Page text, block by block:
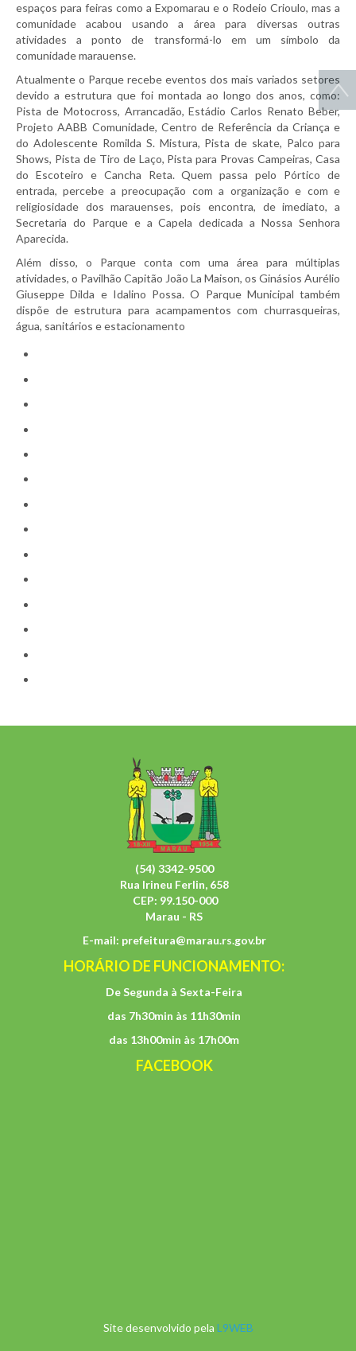
espaços para feiras como a Expomarau e o Rodeio Crioulo, mas a
comunidade acabou usando a área para diversas outras
atividades a ponto de transformá-lo em um símbolo da
comunidade marauense.
Atualmente o Parque recebe eventos dos mais variados setores
devido a estrutura que foi montada ao longo dos anos, como:
Pista de Motocross, Arrancadão, Estádio Carlos Renato Beber,
Projeto AABB Comunidade, Centro de Referência da Criança e
do Adolescente Romilda S. Mistura, Pista de skate, Palco para
Shows, Pista de Tiro de Laço, Pista para Provas Campeiras, Casa
do Escoteiro e Cancha Reta. Quem passa pelo Pórtico de
entrada, percebe a preocupação com a organização e com e
religiosidade dos marauenses, pois encontra, de imediato, a
Secretaria do Parque e a Capela dedicada a Nossa Senhora
Aparecida.
Além disso, o Parque conta com uma área para múltiplas
atividades, o Pavilhão Capitão João La Maison, os Ginásios Aurélio
Giuseppe Dilda e Idalino Possa. O Parque Municipal também
dispõe de estrutura para acampamentos com churrasqueiras,
água, sanitários e estacionamento
(54) 3342-9500
Rua Irineu Ferlin, 658
CEP: 99.150-000
Marau - RS
E-mail: prefeitura@marau.rs.gov.br
HORÁRIO DE FUNCIONAMENTO:
De Segunda à Sexta-Feira
das 7h30min às 11h30min
das 13h00min às 17h00m
FACEBOOK
Site desenvolvido pela L9WEB